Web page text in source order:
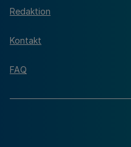
Redaktion
Kontakt
FAQ